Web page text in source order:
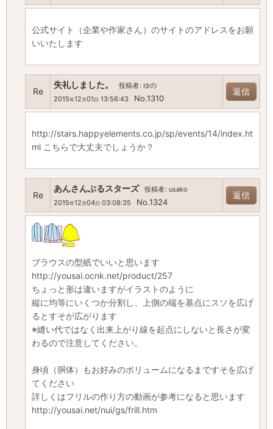
公式サイト（企業や作家さん）のサイトのアドレスをお願
いいたします
Re
失礼しました。 投稿者: ゆの
2015年12 月01 日 13:56:43 No.1310
返信
http://stars.happyelements.co.jp/sp/events/14/index.ht
ml こちらで大丈夫でしょうか？
Re
あんさんぶるスターズ 投稿者: usako
2015年12 月04日 03:08:35 No.1324
返信
ブラウスの型紙でいいと思います
http://yousai.ocnk.net/product/257
ちょっと形は違いますがイラストのように
縦に均等にいくつか分割し、上側の端を基点にスソを広げ
るとすそが広がります
※縫い代ではなく出来上がり線を起点にしないと長さが変
わるので注意してください。
身頃（胴体）もお好みのボリュームになるまですそを広げ
てください
詳しくはフリルの作り方の動画が参考になると思います
http://yousai.net/nui/gs/frill.htm